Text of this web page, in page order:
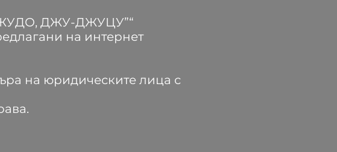
ДЖУ-ДЖУЦУ”“
на интернет
на юридическите лица с